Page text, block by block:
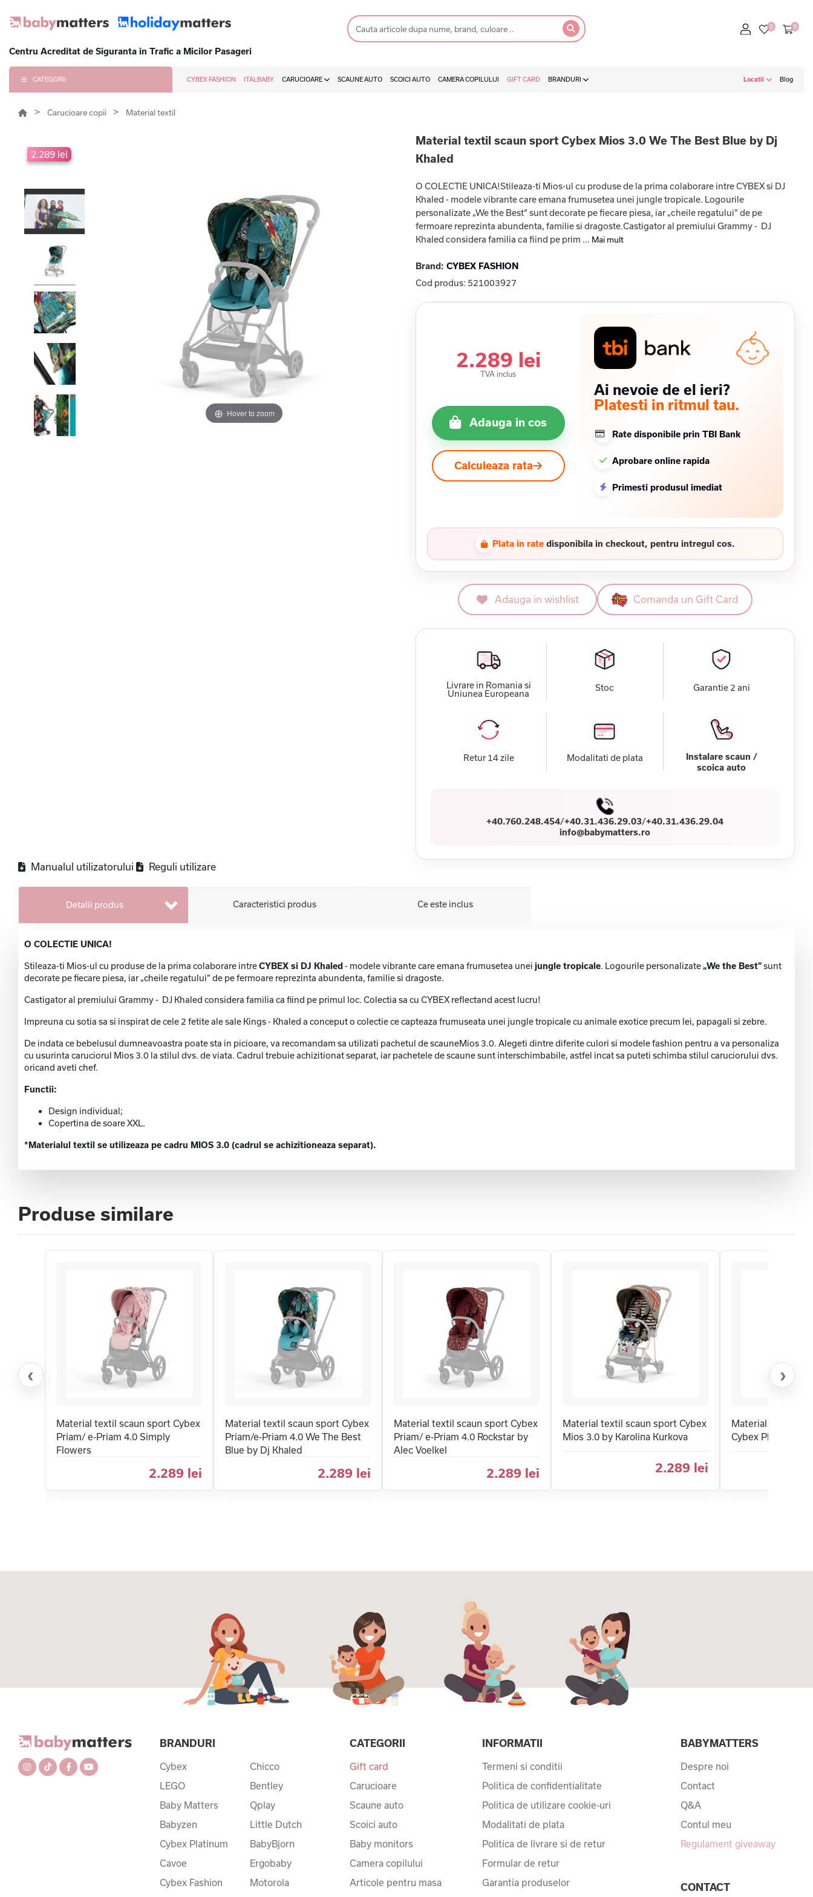
Centru Acreditat de Siguranta in Trafic a Micilor Pasageri
CATEGORII CYBEX FASHION ITALBABY CARUCIOARE SCAUNE AUTO SCOICI AUTO CAMERA COPILULUI GIFT CARD BRANDURI Locatii Blog
Carucioare copii Material textil
2.289 lei
Hover to zoom
Material textil scaun sport Cybex Mios 3.0 We The Best Blue by Dj
Khaled
O COLECTIE UNICA!Stileaza-ti Mios-ul cu produse de la prima colaborare intre CYBEX si DJ
Khaled - modele vibrante care emana frumusetea unei jungle tropicale. Logourile
personalizate „We the Best” sunt decorate pe fiecare piesa, iar „cheile regatului” de pe
fermoare reprezinta abundenta, familie si dragoste.Castigator al premiului Grammy - DJ
Khaled considera familia ca fiind pe prim ... Mai mult
Brand: CYBEX FASHION
Cod produs: 521003927
2.289 lei
TVA inclus
Adauga in cos
Calculeaza rata
Ai nevoie de el ieri?
Platesti in ritmul tau.
Rate disponibile prin TBI Bank
Aprobare online rapida
Primesti produsul imediat
Plata in rate disponibila in checkout, pentru intregul cos.
Adauga in wishlist Comanda un Gift Card
Livrare in Romania si
Uniunea Europeana
Stoc Garantie 2 ani
Retur 14 zile Modalitati de plata
Instalare scaun /
scoica auto
+40.760.248.454/+40.31.436.29.03/+40.31.436.29.04
info@babymatters.ro
Manualul utilizatorului Reguli utilizare
Detalii produs Caracteristici produs Ce este inclus
O COLECTIE UNICA!
Stileaza-ti Mios-ul cu produse de la prima colaborare intreCYBEX si DJ Khaled- modele vibrante care emana frumusetea unei jungle tropicale. Logourile personalizate„We the Best”sunt
decorate pe fiecare piesa, iar „cheile regatului” de pe fermoare reprezinta abundenta, familie si dragoste.
Castigator al premiului Grammy - DJ Khaled considera familia ca fiind pe primul loc. Colectia sa cu CYBEX reflectand acest lucru!
Impreuna cu sotia sa si inspirat de cele 2 fetite ale sale Kings - Khaled a conceput o colectie ce capteaza frumuseata unei jungle tropicale cu animale exotice precum lei, papagali si zebre.
De indata ce bebelusul dumneavoastra poate sta in picioare, va recomandam sa utilizati pachetul de scauneMios 3.0. Alegeti dintre diferite culori si modele fashion pentru a va personaliza
cu usurinta caruciorul Mios 3.0 la stilul dvs. de viata. Cadrul trebuie achizitionat separat, iar pachetele de scaune sunt interschimbabile, astfel incat sa puteti schimba stilul caruciorului dvs.
oricand aveti chef.
Functii:
Design individual;
Copertina de soare XXL.
*Materialul textil se utilizeaza pe cadru MIOS 3.0 (cadrul se achizitioneaza separat).
Produse similare
‹
Material textil scaun sport Cybex
Priam/ e-Priam 4.0 Simply
Flowers
2.289 lei
Material textil scaun sport Cybex
Priam/e-Priam 4.0 We The Best
Blue by Dj Khaled
2.289 lei
Material textil scaun sport Cybex
Priam/ e-Priam 4.0 Rockstar by
Alec Voelkel
2.289 lei
Material textil scaun sport Cybex
Mios 3.0 by Karolina Kurkova
2.289 lei
Material textil
Cybex Platinum
›
BRANDURI
Cybex
LEGO
Baby Matters
Babyzen
Cybex Platinum
Cavoe
Cybex Fashion
Chicco
Bentley
Qplay
Little Dutch
BabyBjorn
Ergobaby
Motorola
CATEGORII
Gift card
Carucioare
Scaune auto
Scoici auto
Baby monitors
Camera copilului
Articole pentru masa
INFORMATII
Termeni si conditii
Politica de confidentialitate
Politica de utilizare cookie-uri
Modalitati de plata
Politica de livrare si de retur
Formular de retur
Garantia produselor
BABYMATTERS
Despre noi
Contact
Q&A
Contul meu
Regulament giveaway
CONTACT